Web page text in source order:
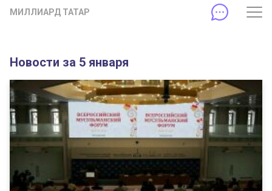
МИЛЛИАРД ТАТАР
Новости за 5 января